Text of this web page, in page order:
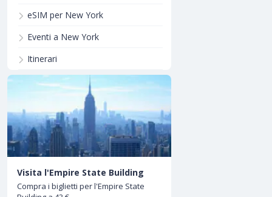
eSIM per New York
Eventi a New York
Itinerari
Visita l'Empire State Building
Compra i biglietti per l'Empire State